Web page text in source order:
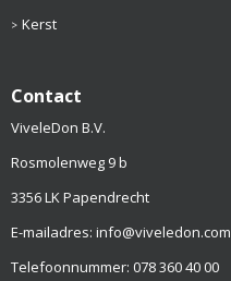
Kerst
Contact
ViveleDon B.V.
Rosmolenweg 9 b
3356 LK Papendrecht
E-mailadres: info@viveledon.com
Telefoonnummer: 078 360 40 00